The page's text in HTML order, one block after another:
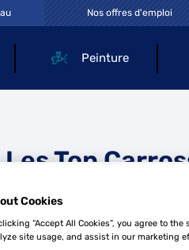
Peinture
Nos offres d'emploi
Les Top
Cookies
“Accept All Cookies”, you agree to
site usage, and assist in our marketing